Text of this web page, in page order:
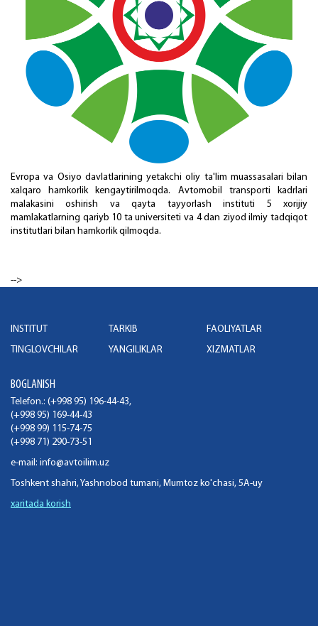
Evropa va Osiyo davlatlarining yetakchi oliy ta'lim muassasalari bilan
xalqaro hamkorlik kengaytirilmoqda. Avtomobil transporti kadrlari
malakasini oshirish va qayta tayyorlash instituti 5 xorijiy
mamlakatlarning qariyb 10 ta universiteti va 4 dan ziyod ilmiy tadqiqot
institutlari bilan hamkorlik qilmoqda.
-->
INSTITUT TARKIB
FAOLIYATLAR
TINGLOVCHILAR
YANGILIKLAR XIZMATLAR
BOGLANISH
Telefon.: (+998 95) 196-44-43,
(+998 95) 169-44-43
(+998 99) 115-74-75
(+998 71) 290-73-51
e-mail: info@avtoilim.uz
Toshkent shahri, Yashnobod tumani, Mumtoz ko'chasi, 5A-uy
xaritada korish